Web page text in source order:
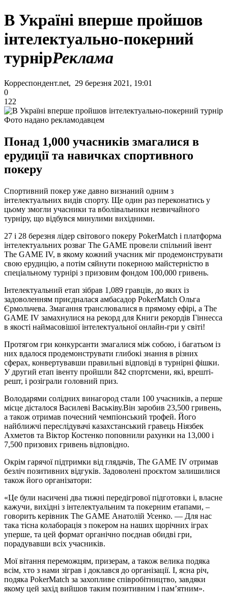
В Україні вперше пройшов
інтелектуально-покерний
турнірРеклама
Корреспондент.net, 29 березня 2021, 19:01
0
122
Фото надано рекламодавцем
Понад 1,000 учасників змагалися в
ерудиції та навичках спортивного
покеру
Спортивний покер уже давно визнаний одним з
інтелектуальних видів спорту. Ще один раз переконатись у
цьому змогли учасники та вболівальники незвичайного
турніру, що відбувся минулими вихідними.
27 і 28 березня лідер світового покеру PokerMatch і платформа
інтелектуальних розваг The GАME провели спільний івент
The GAME IV, в якому кожний учасник міг продемонструвати
свою ерудицію, а потім сяйнути покерною майстерністю в
спеціальному турнірі з призовим фондом 100,000 гривень.
Інтелектуальний етап зібрав 1,089 гравців, до яких із
задоволенням приєдналася амбасадор PokerMatch Ольга
Єрмольчева. Змагання транслювалися в прямому ефірі, а The
GAME IV замахнулися на рекорд для Книги рекордів Гіннесса
в якості наймасовішої інтелектуальної онлайн-гри у світі!
Протягом гри конкурсанти змагалися між собою, і багатьом із
них вдалося продемонструвати глибокі знання в різних
сферах, конвертувавши правильні відповіді в турнірні фішки.
У другий етап івенту пройшли 842 спортсмени, які, врешті-
решт, і розіграли головний приз.
Володарями солідних винагород стали 100 учасників, а перше
місце дісталося Василеві Васьківу.Він заробив 23,500 гривень,
а також отримав почесний чемпіонський трофей. Його
найближчі переслідувачі казахстанський гравець Ніязбек
Ахметов та Віктор Костенко поповнили рахунки на 13,000 і
7,500 призових гривень відповідно.
Окрім гарячої підтримки від глядачів, The GAME IV отримав
безліч позитивних відгуків. Задоволені проєктом залишилися
також його організатори:
«Це були насичені два тижні передігрової підготовки і, власне
кажучи, вихідні з інтелектуальним та покерним етапами, –
говорить керівник The GAME Анатолій Усенко. — Для нас
така тісна колаборація з покером на наших щорічних іграх
уперше, та цей формат органічно поєднав обидві гри,
порадувавши всіх учасників.
Мої вітання переможцям, призерам, а також велика подяка
всім, хто з нами зіграв і доклався до організації. І, ясна річ,
подяка PokerMatch за захопливе співробітництво, завдяки
якому цей захід вийшов таким позитивним і пам’ятним».